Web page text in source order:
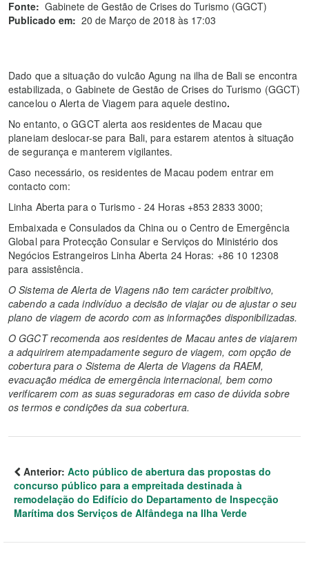
Fonte: Gabinete de Gestão de Crises do Turismo (GGCT)
Publicado em: 20 de Março de 2018 às 17:03
Dado que a situação do vulcão Agung na ilha de Bali se encontra
estabilizada, o Gabinete de Gestão de Crises do Turismo (GGCT)
cancelou o Alerta de Viagem para aquele destino.
No entanto, o GGCT alerta aos residentes de Macau que
planeiam deslocar-se para Bali, para estarem atentos à situação
de segurança e manterem vigilantes.
Caso necessário, os residentes de Macau podem entrar em
contacto com:
Linha Aberta para o Turismo - 24 Horas +853 2833 3000;
Embaixada e Consulados da China ou o Centro de Emergência
Global para Protecção Consular e Serviços do Ministério dos
Negócios Estrangeiros Linha Aberta 24 Horas: +86 10 12308
para assistência.
O Sistema de Alerta de Viagens não tem carácter proibitivo,
cabendo a cada indivíduo a decisão de viajar ou de ajustar o seu
plano de viagem de acordo com as informações disponibilizadas.
O GGCT recomenda aos residentes de Macau antes de viajarem
a adquirirem atempadamente seguro de viagem, com opção de
cobertura para o Sistema de Alerta de Viagens da RAEM,
evacuação médica de emergência internacional, bem como
verificarem com as suas seguradoras em caso de dúvida sobre
os termos e condições da sua cobertura.
Anterior: Acto público de abertura das propostas do
concurso público para a empreitada destinada à
remodelação do Edifício do Departamento de Inspecção
Marítima dos Serviços de Alfândega na Ilha Verde